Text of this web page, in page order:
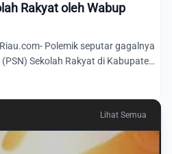
Rakyat oleh Wabup
Polemik seputar gagalnya
Sekolah Rakyat di Kabupaten
Lihat Semua